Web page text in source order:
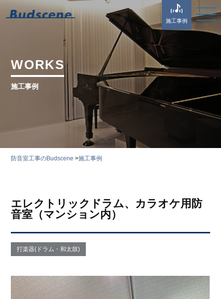
施工事例
WORKS
施工事例
防音室工事のBudscene>施工事例
エレクトリックドラム、カラオケ用防
音室（マンション内）
打楽器(ドラム・和太鼓)